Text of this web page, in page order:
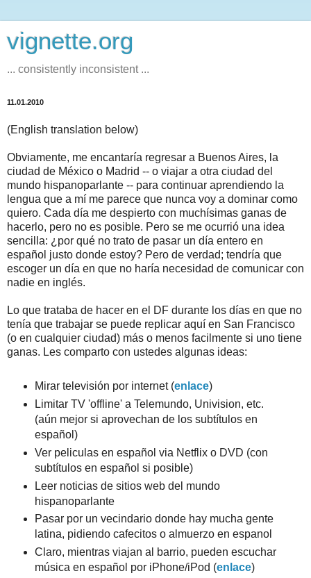
vignette.org
... consistently inconsistent ...
11.01.2010
(English translation below)
Obviamente, me encantaría regresar a Buenos Aires, la
ciudad de México o Madrid -- o viajar a otra ciudad del
mundo hispanoparlante -- para continuar aprendiendo la
lengua que a mí me parece que nunca voy a dominar como
quiero. Cada día me despierto con muchísimas ganas de
hacerlo, pero no es posible. Pero se me ocurrió una idea
sencilla: ¿por qué no trato de pasar un día entero en
español justo donde estoy? Pero de verdad; tendría que
escoger un día en que no haría necesidad de comunicar con
nadie en inglés.
Lo que trataba de hacer en el DF durante los días en que no
tenía que trabajar se puede replicar aquí en San Francisco
(o en cualquier ciudad) más o menos facilmente si uno tiene
ganas. Les comparto con ustedes algunas ideas:
Mirar televisión por internet (enlace)
Limitar TV 'offline' a Telemundo, Univision, etc.
(aún mejor si aprovechan de los subtítulos en
español)
Ver peliculas en español via Netflix o DVD (con
subtítulos en español si posible)
Leer noticias de sitios web del mundo
hispanoparlante
Pasar por un vecindario donde hay mucha gente
latina, pidiendo cafecitos o almuerzo en espanol
Claro, mientras viajan al barrio, pueden escuchar
música en español por iPhone/iPod (enlace)